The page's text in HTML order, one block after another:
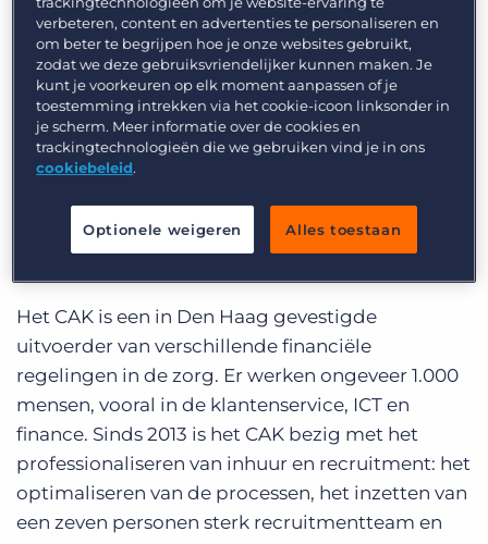
Vraag een demo aan Inloggen
Hoe geef je kleur aan een grijze
muis?
Location:
EMEA
Het CAK is een in Den Haag gevestigde
uitvoerder van verschillende financiële
regelingen in de zorg. Er werken ongeveer 1.000
mensen, vooral in de klantenservice, ICT en
finance. Sinds 2013 is het CAK bezig met het
professionaliseren van inhuur en recruitment: het
optimaliseren van de processen, het inzetten van
een zeven personen sterk recruitmentteam en
verbeteren, content en advertenties te personaliseren en
om beter te begrijpen hoe je onze websites gebruikt,
zodat we deze gebruiksvriendelijker kunnen maken. Je
kunt je voorkeuren op elk moment aanpassen of je
toestemming intrekken via het cookie-icoon linksonder in
je scherm. Meer informatie over de cookies en
trackingtechnologieën die we gebruiken vind je in ons
cookiebeleid.
Optionele weigeren Alles toestaan